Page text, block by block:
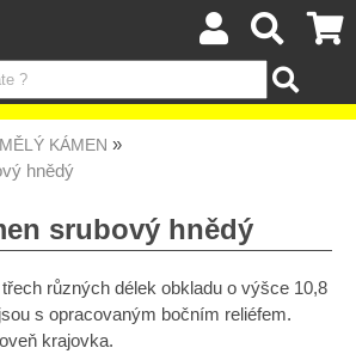
KÁMEN
hnědý
srubový hnědý
různých délek obkladu o výšce 10,8
s opracovaným bočním reliéfem.
krajovka.